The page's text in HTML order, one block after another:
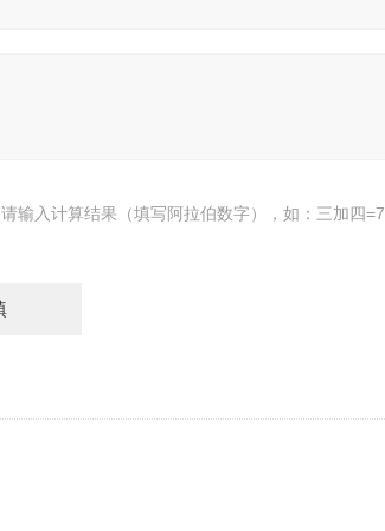
请输入计算结果（填写阿拉伯数字），如：三加四=7